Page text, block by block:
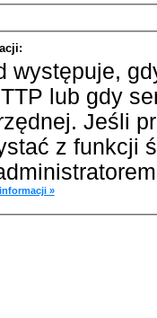
występuje,
lub gdy
Jeśli
z funkcji
»